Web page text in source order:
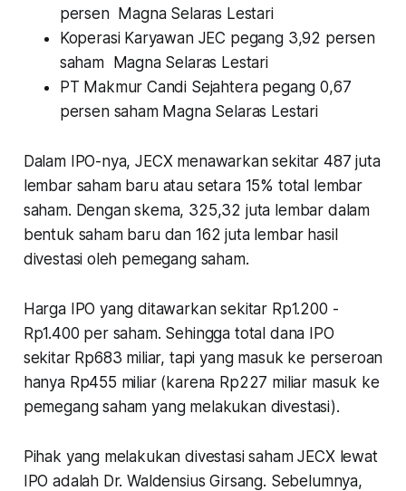
persen Magna Selaras Lestari
Koperasi Karyawan JEC pegang 3,92 persen
saham Magna Selaras Lestari
PT Makmur Candi Sejahtera pegang 0,67
persen saham Magna Selaras Lestari
Dalam IPO-nya, JECX menawarkan sekitar 487 juta
lembar saham baru atau setara 15% total lembar
saham. Dengan skema, 325,32 juta lembar dalam
bentuk saham baru dan 162 juta lembar hasil
divestasi oleh pemegang saham.
Harga IPO yang ditawarkan sekitar Rp1.200 -
Rp1.400 per saham. Sehingga total dana IPO
sekitar Rp683 miliar, tapi yang masuk ke perseroan
hanya Rp455 miliar (karena Rp227 miliar masuk ke
pemegang saham yang melakukan divestasi).
Pihak yang melakukan divestasi saham JECX lewat
IPO adalah Dr. Waldensius Girsang. Sebelumnya,